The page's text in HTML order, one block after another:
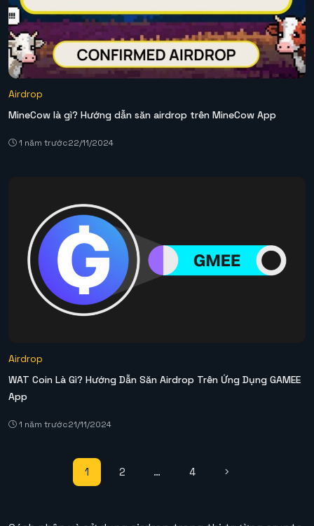
Airdrop
MineCow là gì? Hướng dẫn săn airdrop trên MineCow App
1 năm trước22/11/2024
Airdrop
WAT Coin Là Gì? Hướng Dẫn Săn Airdrop Trên Ứng Dụng GAMEE
App
1 năm trước21/11/2024
1 2 … 4